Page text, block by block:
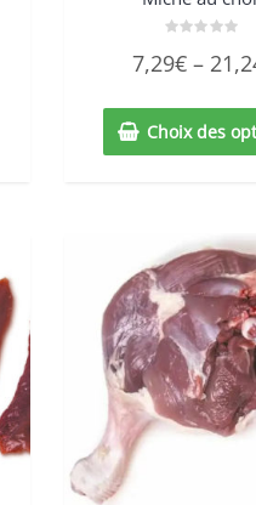
0
7,29€–
Choix des